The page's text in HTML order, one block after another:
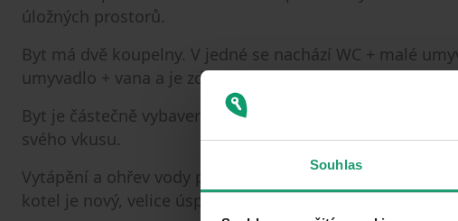
Souhlas
úložných prostorů.
Byt má dvě koupelny. V jedné se nachází WC + malé
umyvadlo + vana a je zde příprava na pračku..
Byt je částečně vybavený. Po dohodě může nábytek
svého vkusu.
Vytápění a ohřev vody prostřednictvím vlastního
kotel je nový, velice úsporný kondenzační.